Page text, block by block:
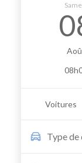
Voitures
Type de